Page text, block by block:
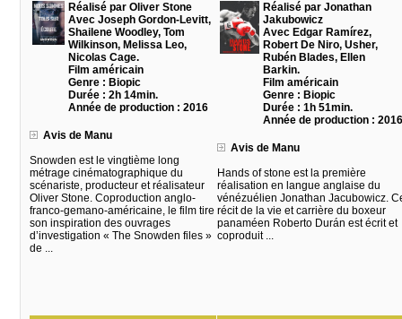
Réalisé par Oliver Stone
Avec Joseph Gordon-Levitt,
Shailene Woodley, Tom
Wilkinson, Melissa Leo,
Nicolas Cage.
Film américain
Genre : Biopic
Durée : 2h 14min.
Année de production : 2016
Avis de Manu
Snowden est le vingtième long
métrage cinématographique du
scénariste, producteur et réalisateur
Oliver Stone. Coproduction anglo-
franco-gemano-américaine, le film tire
son inspiration des ouvrages
d’investigation « The Snowden files »
de ...
Réalisé par Jonathan
Jakubowicz
Avec Edgar Ramírez,
Robert De Niro, Usher,
Rubén Blades, Ellen
Barkin.
Film américain
Genre : Biopic
Durée : 1h 51min.
Année de production : 2016
Avis de Manu
Hands of stone est la première
réalisation en langue anglaise du
vénézuélien Jonathan Jacubowicz.
récit de la vie et carrière du boxeur
panaméen Roberto Durán est écrit et
coproduit ...